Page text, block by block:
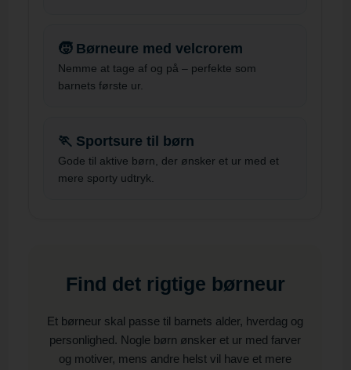
🧒 Børneure med velcrorem
Nemme at tage af og på – perfekte som
barnets første ur.
🏃 Sportsure til børn
Gode til aktive børn, der ønsker et ur med et
mere sporty udtryk.
Find det rigtige børneur
Et børneur skal passe til barnets alder, hverdag og
personlighed. Nogle børn ønsker et ur med farver
og motiver, mens andre helst vil have et mere